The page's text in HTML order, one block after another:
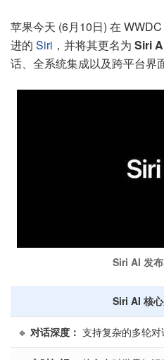
苹果今天 (6月10日) 在
进的 Siri ，并将其更名为 Siri
话、全系统集成以及跨平台界
Siri AI 发
Siri AI 核
🔹 对话深度： 支持复杂的多轮